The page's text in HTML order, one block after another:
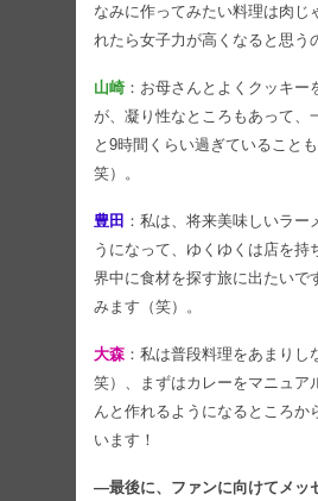
なみに作ってみたい料理は肉
れたら女子力が高くなると思う
山崎：お母さんとよくクッキー
が、凝り性なところもあって、
と9時間くらい過ぎていること
笑）。
豊田 ：私は、将来美味しいラー
うになって、ゆくゆくは店を持
界中に食材を探す旅に出たいで
みます（笑）。
大森 ：私は普段料理をあまりし
笑）、まずはカレーをマニュア
んと作れるようになるところか
います！
―最後に、ファンに向けてメッ